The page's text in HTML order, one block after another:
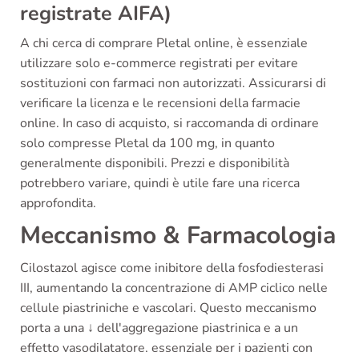
registrate AIFA)
A chi cerca di comprare Pletal online, è essenziale
utilizzare solo e-commerce registrati per evitare
sostituzioni con farmaci non autorizzati. Assicurarsi di
verificare la licenza e le recensioni della farmacie
online. In caso di acquisto, si raccomanda di ordinare
solo compresse Pletal da 100 mg, in quanto
generalmente disponibili. Prezzi e disponibilità
potrebbero variare, quindi è utile fare una ricerca
approfondita.
Meccanismo & Farmacologia
Cilostazol agisce come inibitore della fosfodiesterasi
III, aumentando la concentrazione di AMP ciclico nelle
cellule piastriniche e vascolari. Questo meccanismo
porta a una ↓ dell'aggregazione piastrinica e a un
effetto vasodilatatore, essenziale per i pazienti con